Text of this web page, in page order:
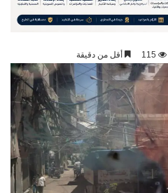
115 أقل من دقيقة